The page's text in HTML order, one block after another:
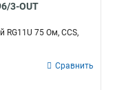
3-OUT
RG11U 75 Ом, CCS,
Сравнить